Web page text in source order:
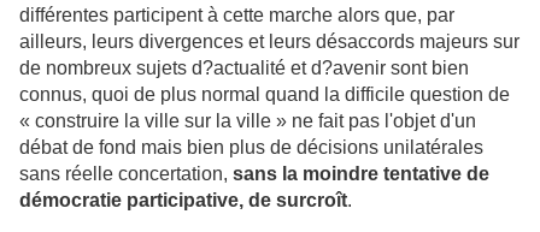
différentes participent à cette marche alors que, par
ailleurs, leurs divergences et leurs désaccords majeurs sur
de nombreux sujets d?actualité et d?avenir sont bien
connus, quoi de plus normal quand la difficile question de
« construire la ville sur la ville » ne fait pas l'objet d'un
débat de fond mais bien plus de décisions unilatérales
sans réelle concertation, sans la moindre tentative de
démocratie participative, de surcroît.